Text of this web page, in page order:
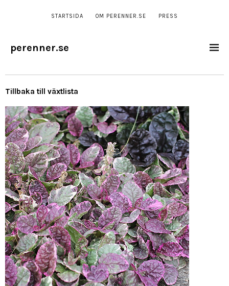
STARTSIDA OM PERENNER.SE PRESS
perenner.se
Tillbaka till växtlista